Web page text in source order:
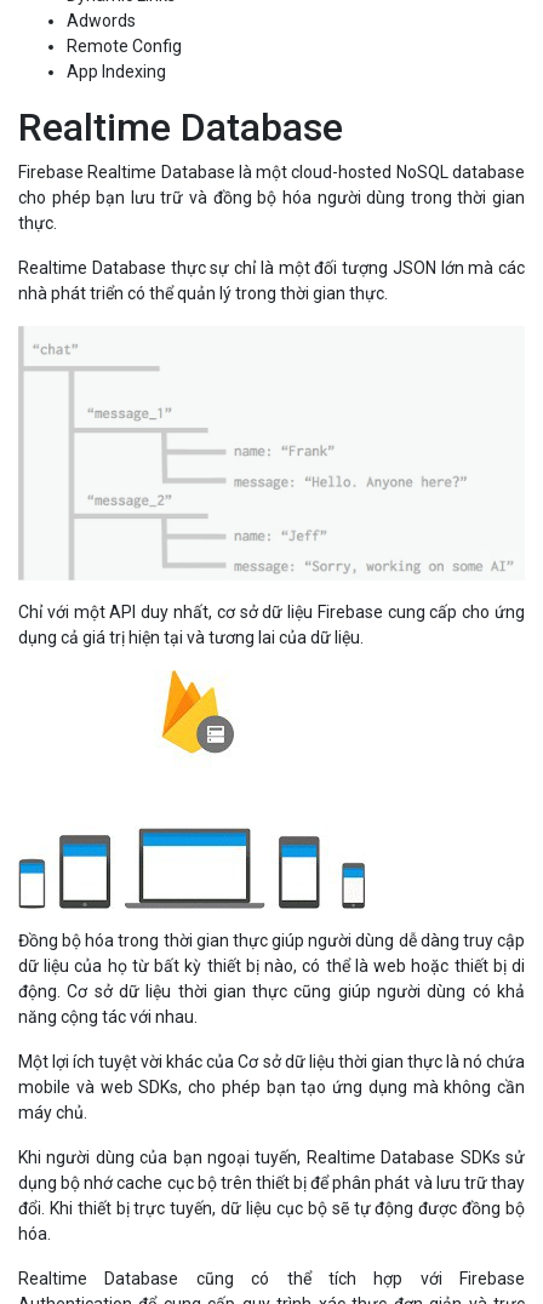
Remote Config
App Indexing
Realtime Database
cho phép bạn lưu trữ và đồng bộ hóa người dùng trong thời gian
thực.
nhà phát triển có thể quản lý trong thời gian thực.
dụng cả giá trị hiện tại và tương lai của dữ liệu.
dữ liệu của họ từ bất kỳ thiết bị nào, có thể là web hoặc thiết bị di
động. Cơ sở dữ liệu thời gian thực cũng giúp người dùng có khả
năng cộng tác với nhau.
mobile và web SDKs, cho phép bạn tạo ứng dụng mà không cần
máy chủ.
dụng bộ nhớ cache cục bộ trên thiết bị để phân phát và lưu trữ thay
đổi. Khi thiết bị trực tuyến, dữ liệu cục bộ sẽ tự động được đồng bộ
hóa.
Authentication để cung cấp quy trình xác thực đơn giản và trực